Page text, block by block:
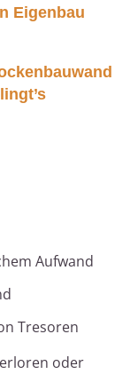
Eigenbau
Aufwand
Tresoren
oder